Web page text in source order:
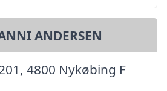
ANDERSEN
4800 Nykøbing F